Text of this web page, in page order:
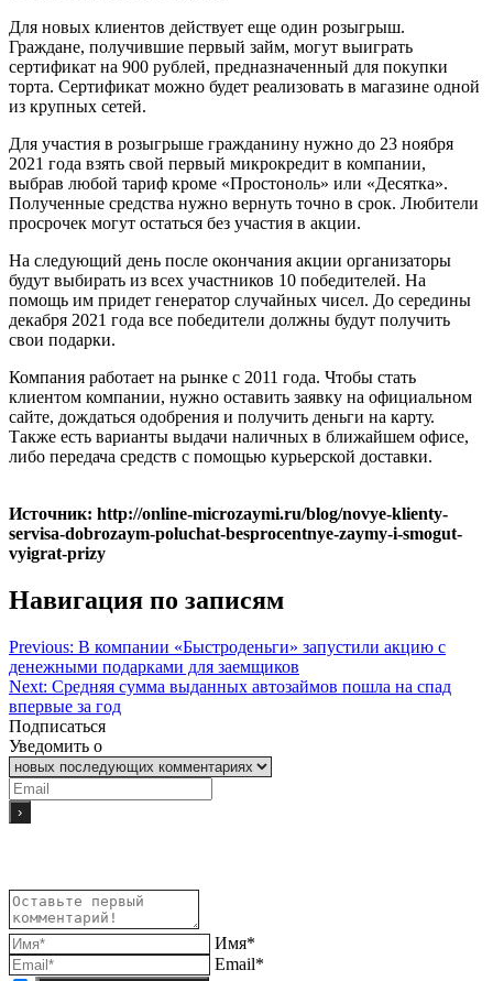
Для новых клиентов действует еще один розыгрыш.
Граждане, получившие первый займ, могут выиграть
сертификат на 900 рублей, предназначенный для покупки
торта. Сертификат можно будет реализовать в магазине одной
из крупных сетей.
Для участия в розыгрыше гражданину нужно до 23 ноября
2021 года взять свой первый микрокредит в компании,
выбрав любой тариф кроме «Простоноль» или «Десятка».
Полученные средства нужно вернуть точно в срок. Любители
просрочек могут остаться без участия в акции.
На следующий день после окончания акции организаторы
будут выбирать из всех участников 10 победителей. На
помощь им придет генератор случайных чисел. До середины
декабря 2021 года все победители должны будут получить
свои подарки.
Компания работает на рынке с 2011 года. Чтобы стать
клиентом компании, нужно оставить заявку на официальном
сайте, дождаться одобрения и получить деньги на карту.
Также есть варианты выдачи наличных в ближайшем офисе,
либо передача средств с помощью курьерской доставки.
Источник: http://online-microzaymi.ru/blog/novye-klienty-
servisa-dobrozaym-poluchat-besprocentnye-zaymy-i-smogut-
vyigrat-prizy
Навигация по записям
Previous: В компании «Быстроденьги» запустили акцию с
денежными подарками для заемщиков
Next: Средняя сумма выданных автозаймов пошла на спад
впервые за год
Подписаться
Уведомить о
Имя*
Email*